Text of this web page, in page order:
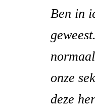
Ben in
onze
deze